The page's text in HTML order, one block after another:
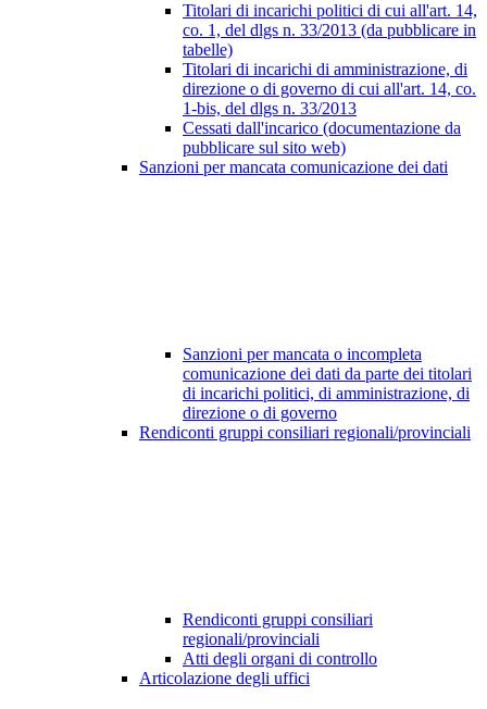
Titolari di incarichi politici di cui all'art. 14,
co. 1, del dlgs n. 33/2013 (da pubblicare in
tabelle)
Titolari di incarichi di amministrazione, di
direzione o di governo di cui all'art. 14, co.
1-bis, del dlgs n. 33/2013
Cessati dall'incarico (documentazione da
pubblicare sul sito web)
Sanzioni per mancata comunicazione dei dati
Sanzioni per mancata o incompleta
comunicazione dei dati da parte dei titolari
di incarichi politici, di amministrazione, di
direzione o di governo
Rendiconti gruppi consiliari regionali/provinciali
Rendiconti gruppi consiliari
regionali/provinciali
Atti degli organi di controllo
Articolazione degli uffici